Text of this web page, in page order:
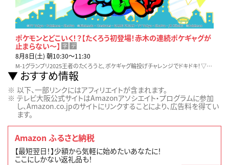
ポケモンとどこいく！？【たくろう初登場！赤木の連続ポケギャグが
止まらない～】 字 デ
8月8日(土) 朝10:30〜11:30
M-1グランプリ2025王者のたくろうと、ポケギャグ輪投げチャレンジでドキドキ！▽スバにぃがイングリッシュであの挨拶を披露！？★☆毎年恒例のポケモンスタンプラリーも！
おすすめ情報
以下、一部リンクにはアフィリエイトが含まれます。
テレビ大阪公式サイトはAmazonアソシエイト・プログラムに参加
し、Amazon.co.jpのサイトにリンクすることにより、広告料を得てい
ます。
Amazon ふるさと納税
【最短翌日！】少額から気軽に始めたいあなたに！
ここにしかない返礼品も！